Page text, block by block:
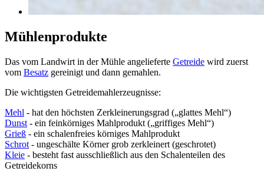
Mühlenprodukte
Das vom Landwirt in der Mühle angelieferte Getreide wird zuerst
vom Besatz gereinigt und dann gemahlen.
Die wichtigsten Getreidemahlerzeugnisse:
Mehl - hat den höchsten Zerkleinerungsgrad („glattes Mehl“)
Dunst - ein feinkörniges Mahlprodukt („griffiges Mehl“)
Grieß - ein schalenfreies körniges Mahlprodukt
Schrot - ungeschälte Körner grob zerkleinert (geschrotet)
Kleie - besteht fast ausschließlich aus den Schalenteilen des
Getreidekorns